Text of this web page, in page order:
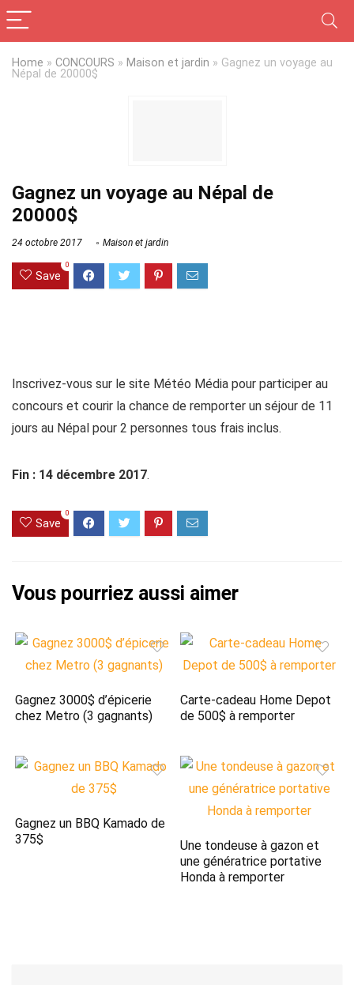
Home » CONCOURS » Maison et jardin » Gagnez un voyage au
Népal de 20000$
Gagnez un voyage au Népal de
20000$
24 octobre 2017 Maison et jardin
Save
0
Inscrivez-vous sur le site Météo Média pour participer au
concours et courir la chance de remporter un séjour de 11
jours au Népal pour 2 personnes tous frais inclus.
Fin : 14 décembre 2017.
Save
0
Gagnez 3000$ d’épicerie
chez Metro (3 gagnants)
Carte-cadeau Home Depot
de 500$ à remporter
Gagnez un BBQ Kamado de
375$
Une tondeuse à gazon et
une génératrice portative
Honda à remporter